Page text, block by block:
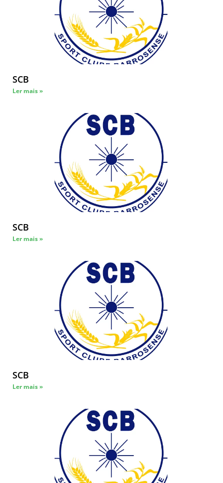
SCB
Ler mais »
SCB
Ler mais »
SCB
Ler mais »